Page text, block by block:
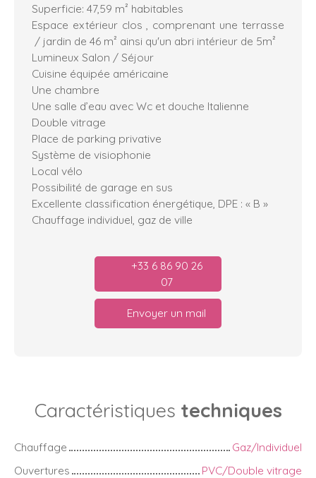
Superficie: 47,59 m² habitables
Espace extérieur clos , comprenant une terrasse
/ jardin de 46 m² ainsi qu'un abri intérieur de 5m²
Lumineux Salon / Séjour
Cuisine équipée américaine
Une chambre
Une salle d’eau avec Wc et douche Italienne
Double vitrage
Place de parking privative
Système de visiophonie
Local vélo
Possibilité de garage en sus
Excellente classification énergétique, DPE : « B »
Chauffage individuel, gaz de ville
+33 6 86 90 26
07
Envoyer un mail
Caractéristiques techniques
Chauffage
Gaz/Individuel
Ouvertures
PVC/Double vitrage